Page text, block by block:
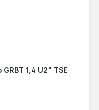
1,4 U2" TSE